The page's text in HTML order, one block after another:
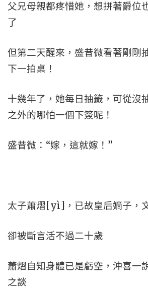
父兄母親都疼惜她，想拼著爵位
了
但第二天醒來，盛昔微看著剛剛
下一拍桌！
十幾年了，她每日抽籤，可從沒
之外的哪怕一個下簽呢！
盛昔微：“嫁，這就嫁！”
太子蕭熠[yì]，已故皇后嫡子，
卻被斷言活不過二十歲
蕭熠自知身體已是虧空，沖喜一
之談